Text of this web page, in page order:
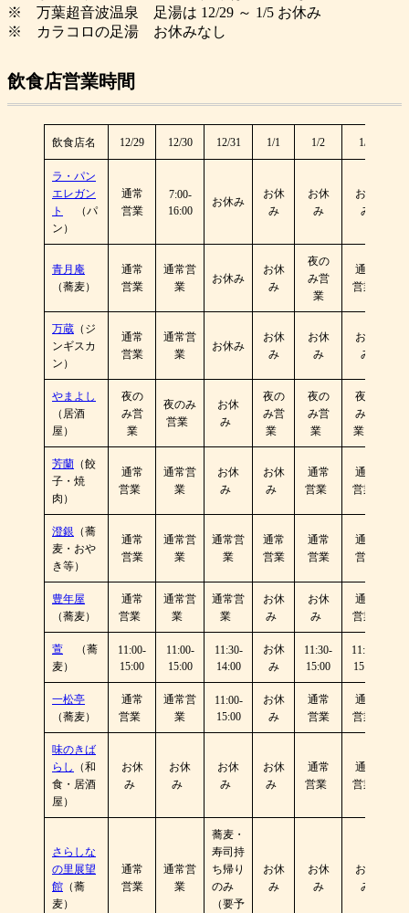
※ 万葉超音波温泉 足湯は 12/29 ～ 1/5 お休み
※ カラコロの足湯 お休みなし
飲食店営業時間
飲食店名 12/29 12/30 12/31 1/1 1/2 1/3
ラ・パン
エレガン
ト
（パ
ン）
通常
営業
7:00-
16:00
お休み
お休
み
お休
み
お休
み
青月庵
（蕎麦）
通常
営業
通常営
業
お休み
お休
み
夜の
み営
業
通常
営業
万蔵 （ジ
ンギスカ
ン）
通常
営業
通常営
業
お休み
お休
み
お休
み
お休
み
やまよし
（居酒
屋）
夜の
み営
業
夜のみ
営業
お休
み
夜の
み営
業
夜の
み営
業
夜の
み営
業
芳蘭 （餃
子・焼
肉）
通常
営業
通常営
業
お休
み
お休
み
通常
営業
通常
営業
澄銀 （蕎
麦・おや
き等）
通常
営業
通常営
業
通常営
業
通常
営業
通常
営業
通常
営業
豊年屋
（蕎麦）
通常
営業
通常営
業
通常営
業
お休
み
お休
み
通常
営業
萱
（蕎
麦）
11:00-
15:00
11:00-
15:00
11:30-
14:00
お休
み
11:30-
15:00
11:30-
15:00
一松亭
（蕎麦）
通常
営業
通常営
業
11:00-
15:00
お休
み
通常
営業
通常
営業
味のきば
らし
（和
食・居酒
屋）
お休
み
お休
み
お休
み
お休
み
通常
営業
通常
営業
さらしな
の里展望
館 （蕎
麦）
通常
営業
通常営
業
蕎麦・
寿司持
ち帰り
のみ
（要予
お休
み
お休
み
お休
み